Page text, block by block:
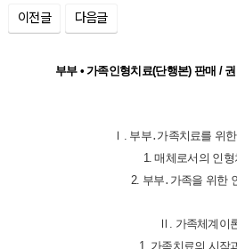
이전글 다음글
부부 • 가족인형치료(단행본) 판매 /
Ⅰ. 부부․가족치료를 위
1. 매체로서의 인형
2. 부부․가족을 위한
Ⅱ. 가족체계이
1. 가족치료의 시작